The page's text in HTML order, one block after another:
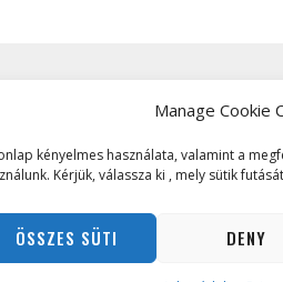
Manage Cookie
kényelmes használata, valamint a
Kérjük, válassza ki , mely sütik
ÖSSZES SÜTI DENY
160
Tons of ice cut
tracks